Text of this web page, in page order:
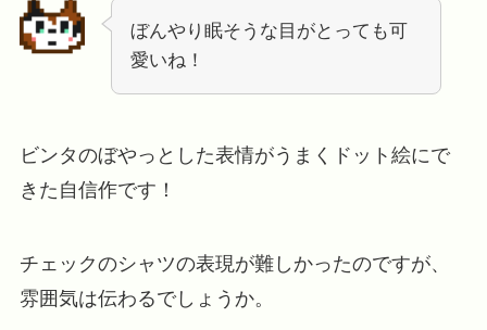
ぼんやり眠そうな目がとっても可
愛いね！
ビンタのぼやっとした表情がうまくドット絵にで
きた自信作です！
チェックのシャツの表現が難しかったのですが、
雰囲気は伝わるでしょうか。